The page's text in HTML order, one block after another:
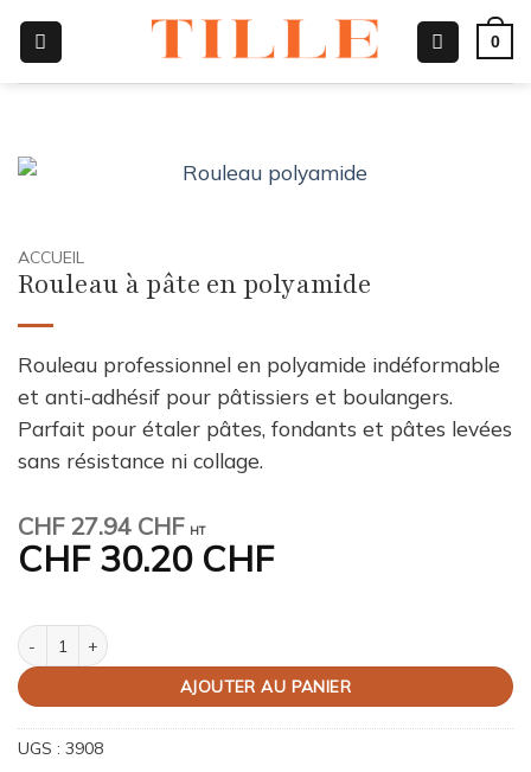
contenu
0
ACCUEIL
Rouleau à pâte en polyamide
Rouleau professionnel en polyamide indéformable
et anti-adhésif pour pâtissiers et boulangers.
Parfait pour étaler pâtes, fondants et pâtes levées
sans résistance ni collage.
CHF27.94 CHF HT
CHF30.20 CHF
quantité de Rouleau à pâte en polyamide
AJOUTER AU PANIER
UGS : 3908